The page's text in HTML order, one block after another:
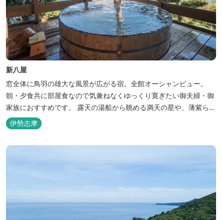
新八屋
窓全体に鳥羽の雄大な風景が広がる宿。全館オーシャンビュー。
朝・夕食共に部屋食なので気兼ねなくゆっくり寛ぎたい御夫婦・御
家族におすすめです。 露天の湯船から眺める満天の星や、薄紫ら染
まる朝の海は一見の価値有。夕食は旬の素材を大釜で蒸し上げる名
物「五右衛門蒸し」、鯛や伊勢海老の舟盛りに海鮮鍋も。
伊勢志摩